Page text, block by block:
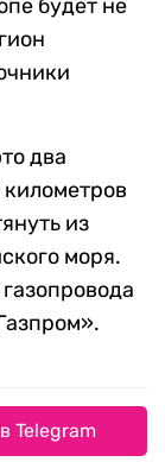
будет не
два
из
моря.
Telegram